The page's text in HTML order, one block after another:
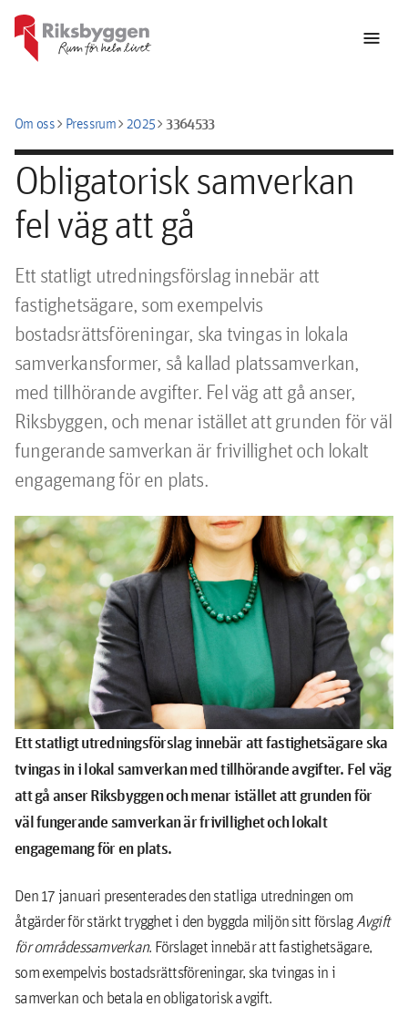
menu
Om osschevron_rightPressrumchevron_right2025chevron_right3364533
Obligatorisk samverkan
fel väg att gå
﻿Ett statligt utredningsförslag innebär att
fastighetsägare, som exempelvis
bostadsrättsföreningar, ska tvingas in lokala
samverkansformer, så kallad platssamverkan,
med tillhörande avgifter. Fel väg att gå anser,
Riksbyggen, och menar istället att grunden för väl
fungerande samverkan är frivillighet och lokalt
engagemang för en plats.
Ett statligt utredningsförslag innebär att fastighetsägare ska
tvingas in i lokal samverkan med tillhörande avgifter. Fel väg
att gå anser Riksbyggen och menar istället att grunden för
väl fungerande samverkan är frivillighet och lokalt
engagemang för en plats.
Den 17 januari presenterades den statliga utredningen om
åtgärder för stärkt trygghet i den byggda miljön sitt förslagAvgift
för områdessamverkan. Förslaget innebär att fastighetsägare,
som exempelvis bostadsrättsföreningar, ska tvingas in i
samverkan och betala en obligatorisk avgift.